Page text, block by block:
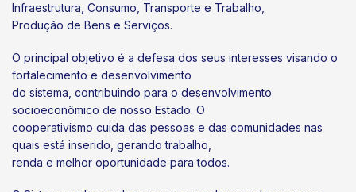
Infraestrutura, Consumo, Transporte e Trabalho,
Produção de Bens e Serviços.
O principal objetivo é a defesa dos seus interesses visando o
fortalecimento e desenvolvimento
do sistema, contribuindo para o desenvolvimento
socioeconômico de nosso Estado. O
cooperativismo cuida das pessoas e das comunidades nas
quais está inserido, gerando trabalho,
renda e melhor oportunidade para todos.